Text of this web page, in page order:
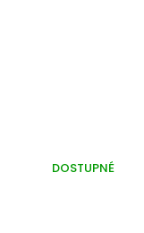
DOSTUPNÉ